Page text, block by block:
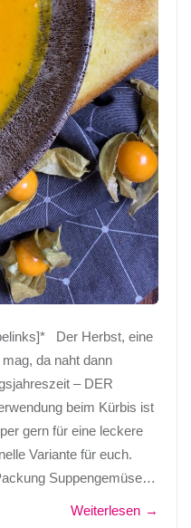
Der Herbst, eine
da naht dann
– DER
beim Kürbis ist
gern für eine leckere
Variante für euch.
Suppengemüse…
Weiterlesen →